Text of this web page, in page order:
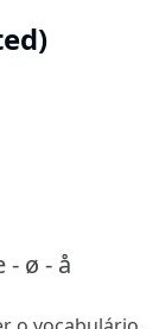
- ø - å